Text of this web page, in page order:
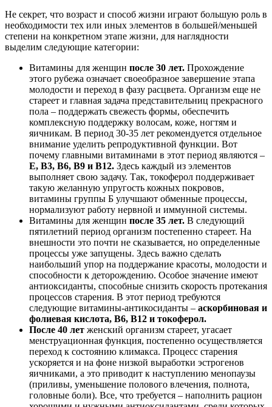
Не секрет, что возраст и способ жизни играют большую роль в
необходимости тех или иных элементов в большей/меньшей
степени на конкретном этапе жизни, для наглядности
выделим следующие категории:
Витамины для женщин после 30 лет. Прохождение
этого рубежа означает своеобразное завершение этапа
молодости и переход в фазу расцвета. Организм еще не
стареет и главная задача представительниц прекрасного
пола – поддержать свежесть формы, обеспечить
комплексную поддержку волосам, коже, ногтям и
яичникам. В период 30-35 лет рекомендуется отдельное
внимание уделить репродуктивной функции. Вот
почему главными витаминами в этот период являются –
Е, В3, В6, В9 и В12. Здесь каждый из элементов
выполняет свою задачу. Так, токоферол поддерживает
такую желанную упругость кожных покровов,
витамины группы Б улучшают обменные процессы,
нормализуют работу нервной и иммунной системы.
Витамины для женщин после 35 лет. В следующий
пятилетний период организм постепенно стареет. На
внешности это почти не сказывается, но определенные
процессы уже запущены. Здесь важно сделать
наибольший упор на поддержание красоты, молодости и
способности к деторождению. Особое значение имеют
антиоксиданты, способные снизить скорость протекания
процессов старения. В этот период требуются
следующие витамины-антикосиданты – аскорбиновая и
фолиевая кислота, В6, В12 и токоферол.
После 40 лет женский организм стареет, угасает
менструационная функция, постепенно осуществляется
переход к состоянию климакса. Процесс старения
ускоряется и на фоне низкой выработки эстрогенов
яичниками, а это приводит к наступлению менопаузы
(приливы, уменьшение полового влечения, полнота,
головные боли). Все, что требуется – наполнить рацион